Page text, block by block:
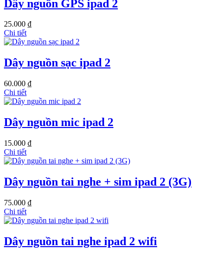
Dây nguồn GPS ipad 2
25.000 ₫
Chi tiết
Dây nguồn sạc ipad 2
60.000 ₫
Chi tiết
Dây nguồn mic ipad 2
15.000 ₫
Chi tiết
Dây nguồn tai nghe + sim ipad 2 (3G)
75.000 ₫
Chi tiết
Dây nguồn tai nghe ipad 2 wifi